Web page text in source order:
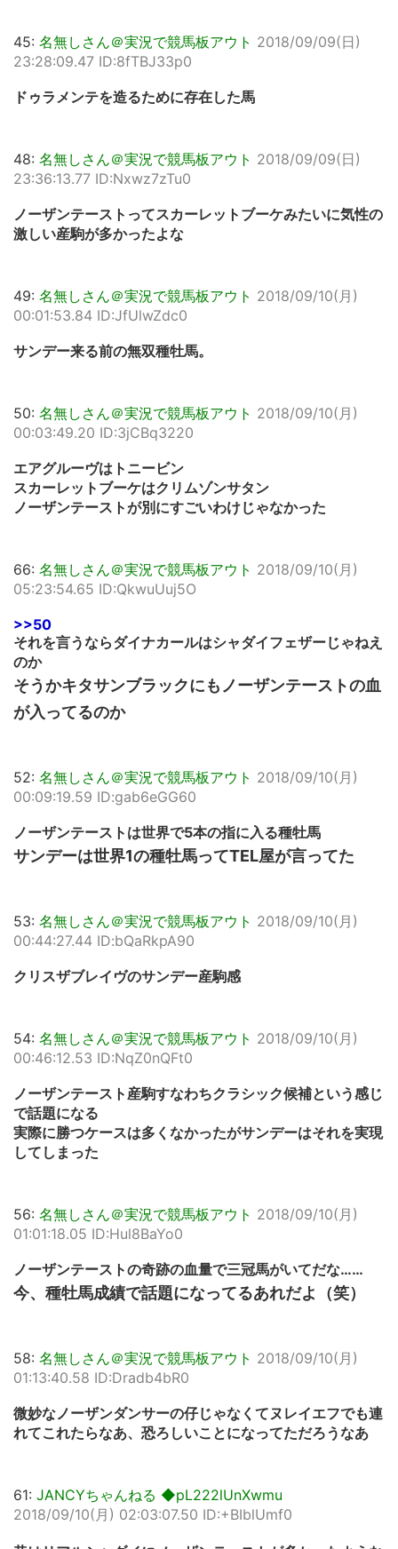
45: 名無しさん＠実況で競馬板アウト 2018/09/09(日)
23:28:09.47 ID:8fTBJ33p0
ドゥラメンテを造るために存在した馬
48: 名無しさん＠実況で競馬板アウト 2018/09/09(日)
23:36:13.77 ID:Nxwz7zTu0
ノーザンテーストってスカーレットブーケみたいに気性の
激しい産駒が多かったよな
49: 名無しさん＠実況で競馬板アウト 2018/09/10(月)
00:01:53.84 ID:JfUlwZdc0
サンデー来る前の無双種牡馬。
50: 名無しさん＠実況で競馬板アウト 2018/09/10(月)
00:03:49.20 ID:3jCBq3220
エアグルーヴはトニービン
スカーレットブーケはクリムゾンサタン
ノーザンテーストが別にすごいわけじゃなかった
66: 名無しさん＠実況で競馬板アウト 2018/09/10(月)
05:23:54.65 ID:QkwuUuj5O
>>50
それを言うならダイナカールはシャダイフェザーじゃねえ
のか
そうかキタサンブラックにもノーザンテーストの血
が入ってるのか
52: 名無しさん＠実況で競馬板アウト 2018/09/10(月)
00:09:19.59 ID:gab6eGG60
ノーザンテーストは世界で5本の指に入る種牡馬
サンデーは世界1の種牡馬ってTEL屋が言ってた
53: 名無しさん＠実況で競馬板アウト 2018/09/10(月)
00:44:27.44 ID:bQaRkpA90
クリスザブレイヴのサンデー産駒感
54: 名無しさん＠実況で競馬板アウト 2018/09/10(月)
00:46:12.53 ID:NqZ0nQFt0
ノーザンテースト産駒すなわちクラシック候補という感じ
で話題になる
実際に勝つケースは多くなかったがサンデーはそれを実現
してしまった
56: 名無しさん＠実況で競馬板アウト 2018/09/10(月)
01:01:18.05 ID:Hul8BaYo0
ノーザンテーストの奇跡の血量で三冠馬がいてだな……
今、種牡馬成績で話題になってるあれだよ（笑）
58: 名無しさん＠実況で競馬板アウト 2018/09/10(月)
01:13:40.58 ID:Dradb4bR0
微妙なノーザンダンサーの仔じゃなくてヌレイエフでも連
れてこれたらなあ、恐ろしいことになってただろうなあ
61: JANCYちゃんねる ◆pL222lUnXwmu
2018/09/10(月) 02:03:07.50 ID:+BIblUmf0